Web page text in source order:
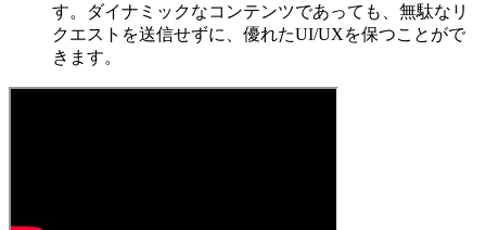
す。ダイナミックなコンテンツであっても、無駄なリ
クエストを送信せずに、優れたUI/UXを保つことがで
きます。